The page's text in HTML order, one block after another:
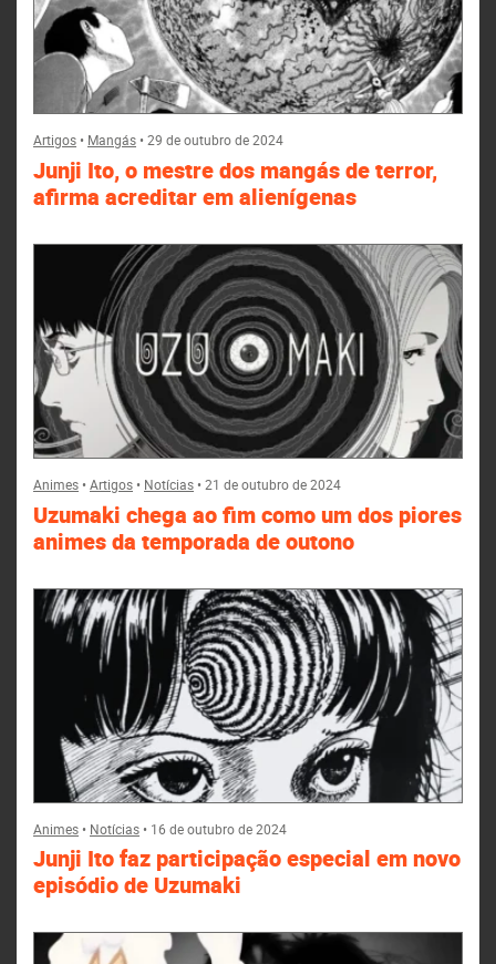
Artigos• Mangás•29 de outubro de 2024
Junji Ito, o mestre dos mangás de terror,
afirma acreditar em alienígenas
Animes•Artigos• Notícias•21 de outubro de 2024
Uzumaki chega ao fim como um dos piores
animes da temporada de outono
Animes• Notícias• 16 de outubro de 2024
Junji Ito faz participação especial em novo
episódio de Uzumaki